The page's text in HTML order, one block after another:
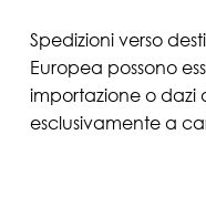
Spedizioni verso
Europea possono
importazione o dazi
esclusivamente a